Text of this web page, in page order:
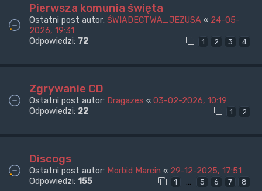
Pierwsza komunia święta
Ostatni post autor: ŚWIADECTWA_JEZUSA « 24-05-
2026, 19:31
Odpowiedzi: 72 1 2 3 4
Zgrywanie CD
Ostatni post autor: Dragazes « 03-02-2026, 10:19
Odpowiedzi: 22 1 2
Discogs
Ostatni post autor: Morbid Marcin « 29-12-2025, 17:51
Odpowiedzi: 155 1 … 5 6 7 8